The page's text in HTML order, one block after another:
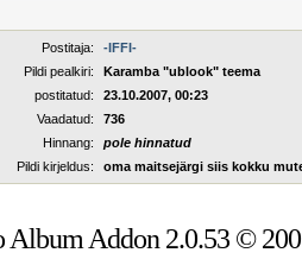
Postitaja:
-IFFI-
Pildi pealkiri:
Karamba "ublook" teema
postitatud:
23.10.2007, 00:23
Vaadatud:
736
Hinnang:
pole hinnatud
Pildi kirjeldus:
oma maitsejärgi siis kokku
Album Addon 2.0.53 ©